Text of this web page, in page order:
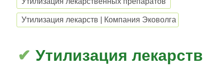
Утилизация лекарств | Компания Эковолга
Утилизация лекарств